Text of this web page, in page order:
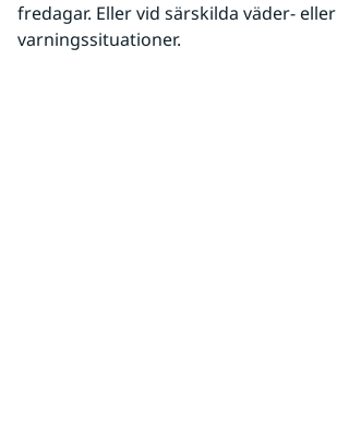
fredagar. Eller vid särskilda väder- eller
varningssituationer.